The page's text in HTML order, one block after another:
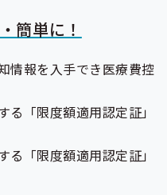
簡単に！
情報を入手でき医療費控
る「限度額適用認定証」
「限度額適用認定証」